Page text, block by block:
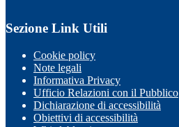
Sezione Link Utili
Cookie policy
Note legali
Informativa Privacy
Ufficio Relazioni con il Pubblico
Dichiarazione di accessibilità
Obiettivi di accessibilità